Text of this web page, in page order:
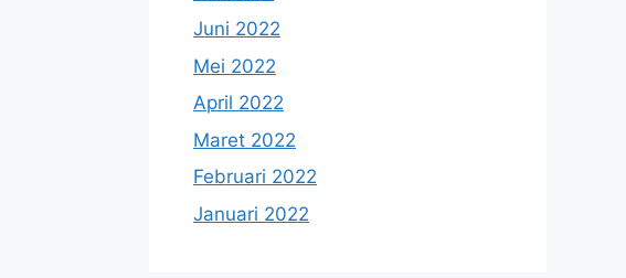
Juni 2022
Mei 2022
April 2022
Maret 2022
Februari 2022
Januari 2022